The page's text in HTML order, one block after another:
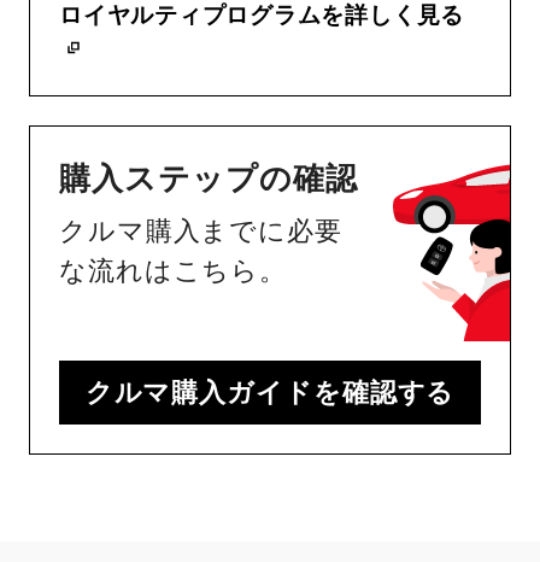
ロイヤルティプログラムを詳しく見る
購入ステップの確認
クルマ購入までに必要
な流れはこちら。
クルマ購入ガイドを確認する